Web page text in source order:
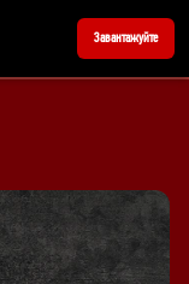
Завантажуйте
Забронювати стіл